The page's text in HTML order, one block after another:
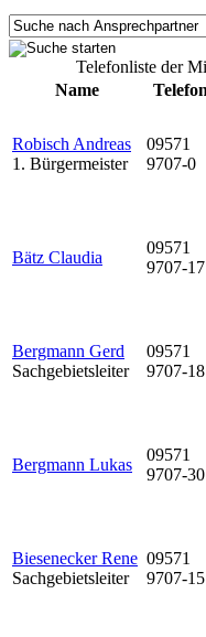
Telefonliste der
Name
Telefon
Robisch Andreas
1. Bürgermeister
09571
9707-0
Bätz Claudia
09571
9707-17
Bergmann Gerd
Sachgebietsleiter
09571
9707-18
Bergmann Lukas
09571
9707-30
Biesenecker Rene
Sachgebietsleiter
09571
9707-15